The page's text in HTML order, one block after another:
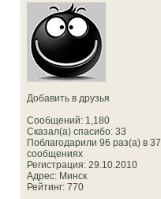
Добавить в друзья
Сообщений: 1,180
Сказал(а) спасибо: 33
Поблагодарили 96 раз(а) в 37
сообщениях
Регистрация: 29.10.2010
Адрес: Минск
Рейтинг: 770